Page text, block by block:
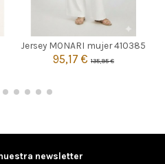
Jersey MONARI mujer 410385
95,17 € 135,95 €
AZUL MARINO
42

newsletter